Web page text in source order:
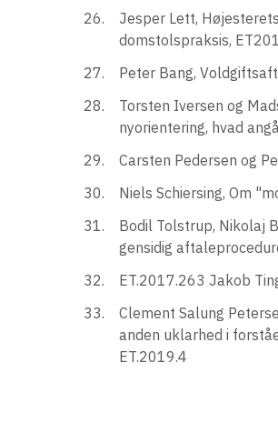
Jesper Lett,
domstolspraksis,
Peter Bang,
Torsten Iversen og
nyorientering, hvad
Carsten Pedersen og
Niels Schiersing, Om
Bodil Tolstrup, Nikolaj
gensidig
ET.2017.263 Jakob
Clement Salung
anden uklarhed i
ET.2019.4